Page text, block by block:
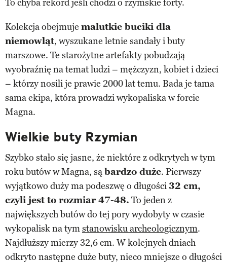
To chyba rekord jeśli chodzi o rzymskie forty.
Kolekcja obejmuje malutkie buciki dla
niemowląt, wyszukane letnie sandały i buty
marszowe. Te starożytne artefakty pobudzają
wyobraźnię na temat ludzi – mężczyzn, kobiet i dzieci
– którzy nosili je prawie 2000 lat temu. Bada je tama
sama ekipa, która prowadzi wykopaliska w forcie
Magna.
Wielkie buty Rzymian
Szybko stało się jasne, że niektóre z odkrytych w tym
roku butów w Magna, sąbardzo duże. Pierwszy
wyjątkowo duży ma podeszwę o długości32 cm,
czyli jest to rozmiar 47-48. To jeden z
największych butów do tej pory wydobyty w czasie
wykopalisk na tymstanowisku archeologicznym.
Najdłuższy mierzy 32,6 cm. W kolejnych dniach
odkryto następne duże buty, nieco mniejsze o długości